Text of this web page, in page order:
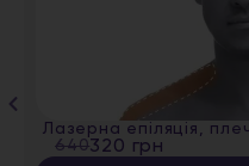
Лазерна епіляція,
640320 грн